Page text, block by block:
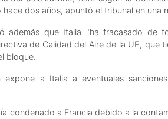
dos años, apuntó el tribunal en una
además que Italia "ha fracasado de
de Calidad del Aire de la UE, que
bloque.
expone a Italia a eventuales
condenado a Francia debido a la